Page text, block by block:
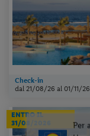
Check-in
dal 21/08/26al 01/11/26
ENTRO IL
31/08/2026